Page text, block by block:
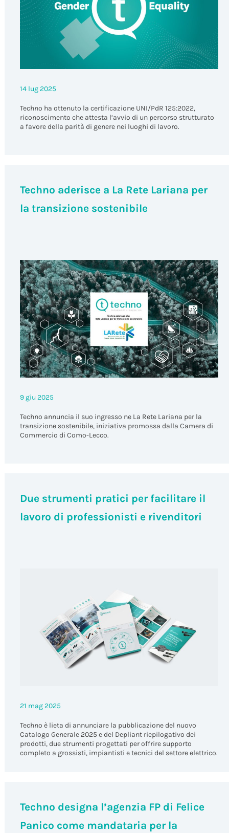
14 lug 2025
Techno ha ottenuto la certificazione UNI/PdR 125:2022,
riconoscimento che attesta l’avvio di un percorso strutturato
a favore della parità di genere nei luoghi di lavoro.
Techno aderisce a La Rete Lariana per
la transizione sostenibile
9 giu 2025
Techno annuncia il suo ingresso ne La Rete Lariana per la
transizione sostenibile, iniziativa promossa dalla Camera di
Commercio di Como-Lecco.
Due strumenti pratici per facilitare il
lavoro di professionisti e rivenditori
21 mag 2025
Techno è lieta di annunciare la pubblicazione del nuovo
Catalogo Generale 2025 e del Depliant riepilogativo dei
prodotti, due strumenti progettati per offrire supporto
completo a grossisti, impiantisti e tecnici del settore elettrico.
Techno designa l’agenzia FP di Felice
Panico come mandataria per la